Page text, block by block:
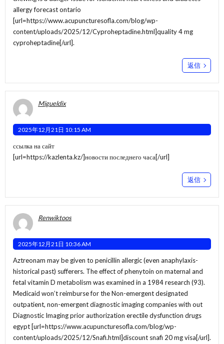
allergy forecast ontario
[url=https://www.acupuncturesofla.com/blog/wp-
content/uploads/2025/12/Cyproheptadine.html]quality 4 mg
cyproheptadine[/url].
返信
Migueldix
2025年12月21日 10:15 AM
ссылка на сайт
[url=https://kazlenta.kz/]новости последнего часа[/url]
返信
Renwiktoos
2025年12月21日 10:36 AM
Aztreonam may be given to penicillin allergic (even anaphylaxis-
historical past) sufferers. The effect of phenytoin on maternal and
fetal vitamin D metabolism was examined in a 1984 research (93).
Medicaid won’t reimburse for the Non-emergent designated
outpatient, non-emergent diagnostic imaging companies with out
Diagnostic Imaging prior authorization erectile dysfunction drugs
egypt [url=https://www.acupuncturesofla.com/blog/wp-
content/uploads/2025/12/Snafi.html]discount snafi 20 mg visa[/url].